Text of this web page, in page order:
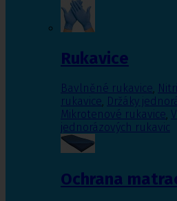
Rukavice
Bavlněné rukavice,
rukavice, Držáky
Mikrotenové rukavice,
jednorázových rukavic
Ochrana